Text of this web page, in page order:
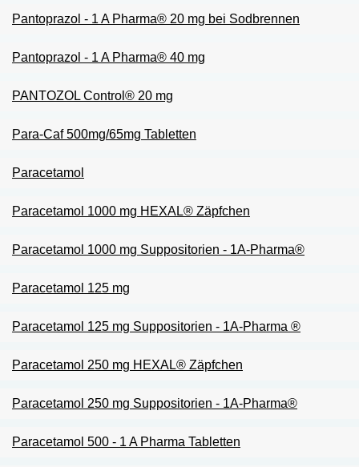
Pantoprazol - 1 A Pharma® 20 mg bei Sodbrennen
Pantoprazol - 1 A Pharma® 40 mg
PANTOZOL Control® 20 mg
Para-Caf 500mg/65mg Tabletten
Paracetamol
Paracetamol 1000 mg HEXAL® Zäpfchen
Paracetamol 1000 mg Suppositorien - 1A-Pharma®
Paracetamol 125 mg
Paracetamol 125 mg Suppositorien - 1A-Pharma ®
Paracetamol 250 mg HEXAL® Zäpfchen
Paracetamol 250 mg Suppositorien - 1A-Pharma®
Paracetamol 500 - 1 A Pharma Tabletten